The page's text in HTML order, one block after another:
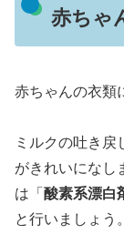
赤ちゃ
赤ちゃんの衣類
ミルクの吐き
がきれいになし
は「 酸素系漂白
と行いましょう。